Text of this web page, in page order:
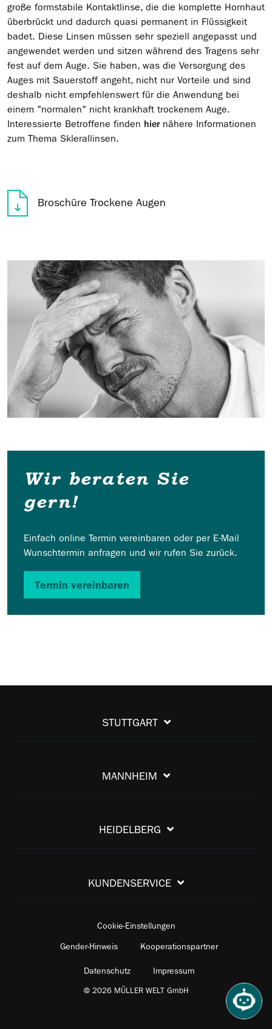
große formstabile Kontaktlinse, die die komplette Hornhaut
überbrückt und dadurch quasi permanent in Flüssigkeit
badet. Diese Linsen müssen sehr speziell angepasst und
angewendet werden und sitzen während des Tragens sehr
fest auf dem Auge. Sie haben, was die Versorgung des
Auges mit Sauerstoff angeht, nicht nur Vorteile und sind
deshalb nicht empfehlenswert für die Anwendung bei
einem "normalen" nicht krankhaft trockenem Auge.
Interessierte Betroffene finden hier nähere Informationen
zum Thema Sklerallinsen.
Broschüre Trockene Augen
Wir beraten Sie
gern!
Einfach online Termin vereinbaren oder per E-Mail
Wunschtermin anfragen und wir rufen Sie zurück.
Termin vereinbaren
STUTTGART
MANNHEIM
HEIDELBERG
KUNDENSERVICE
Cookie-Einstellungen
Gender-Hinweis
Kooperationspartner
Datenschutz Impressum
© 2026 MÜLLER WELT GmbH